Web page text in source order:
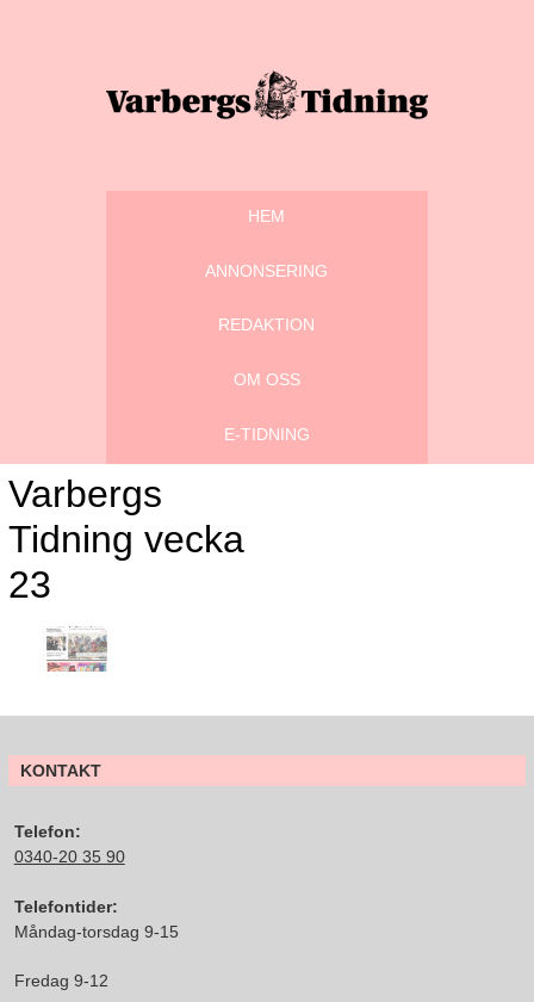
HEM
ANNONSERING
REDAKTION
OM OSS
E-TIDNING
Varbergs
Tidning vecka
23
KONTAKT
Telefon:
0340-20 35 90
Telefontider:
Måndag-torsdag 9-15
Fredag 9-12